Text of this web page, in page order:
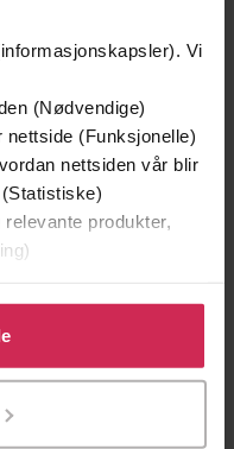
Vi
(Nødvendige)
nettside (Funksjonelle)
nettsiden vår blir
produkter,
ditt samtykke til å
Du kan også
formål ved å klikke
349,-
EBOK